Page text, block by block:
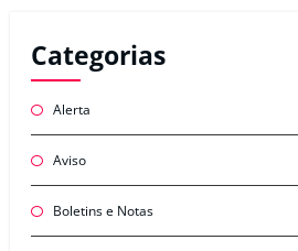
Categorias
Alerta
Aviso
Boletins e Notas